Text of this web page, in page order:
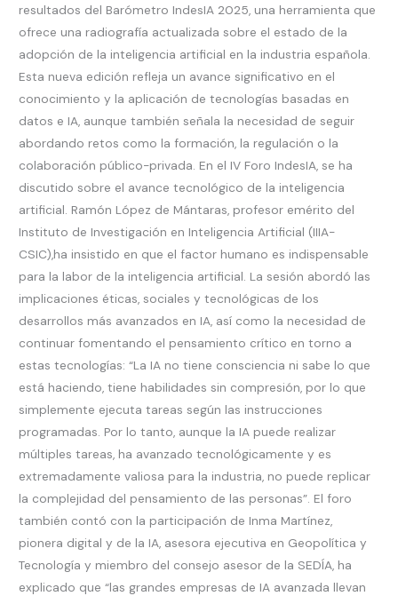
resultados del Barómetro IndesIA 2025, una herramienta que
ofrece una radiografía actualizada sobre el estado de la
adopción de la inteligencia artificial en la industria española.
Esta nueva edición refleja un avance significativo en el
conocimiento y la aplicación de tecnologías basadas en
datos e IA, aunque también señala la necesidad de seguir
abordando retos como la formación, la regulación o la
colaboración público-privada. En el IV Foro IndesIA, se ha
discutido sobre el avance tecnológico de la inteligencia
artificial. Ramón López de Mántaras, profesor emérito del
Instituto de Investigación en Inteligencia Artificial (IIIA-
CSIC),ha insistido en que el factor humano es indispensable
para la labor de la inteligencia artificial. La sesión abordó las
implicaciones éticas, sociales y tecnológicas de los
desarrollos más avanzados en IA, así como la necesidad de
continuar fomentando el pensamiento crítico en torno a
estas tecnologías: “La IA no tiene consciencia ni sabe lo que
está haciendo, tiene habilidades sin compresión, por lo que
simplemente ejecuta tareas según las instrucciones
programadas. Por lo tanto, aunque la IA puede realizar
múltiples tareas, ha avanzado tecnológicamente y es
extremadamente valiosa para la industria, no puede replicar
la complejidad del pensamiento de las personas”. El foro
también contó con la participación de Inma Martínez,
pionera digital y de la IA, asesora ejecutiva en Geopolítica y
Tecnología y miembro del consejo asesor de la SEDÍA, ha
explicado que “las grandes empresas de IA avanzada llevan